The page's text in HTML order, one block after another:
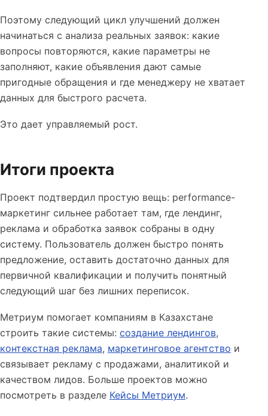
Поэтому следующий цикл улучшений должен
начинаться с анализа реальных заявок: какие
вопросы повторяются, какие параметры не
заполняют, какие объявления дают самые
пригодные обращения и где менеджеру не хватает
данных для быстрого расчета.
Это дает управляемый рост.
Итоги проекта
Проект подтвердил простую вещь: performance-
маркетинг сильнее работает там, где лендинг,
реклама и обработка заявок собраны в одну
систему. Пользователь должен быстро понять
предложение, оставить достаточно данных для
первичной квалификации и получить понятный
следующий шаг без лишних переписок.
Метриум помогает компаниям в Казахстане
строить такие системы: создание лендингов,
контекстная реклама, маркетинговое агентство и
связывает рекламу с продажами, аналитикой и
качеством лидов. Больше проектов можно
посмотреть в разделе Кейсы Метриум.